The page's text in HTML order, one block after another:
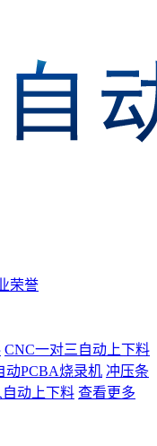
荣誉
CNC一对三自动上下料
动PCBA烧录机 冲压条
动上下料 查看更多